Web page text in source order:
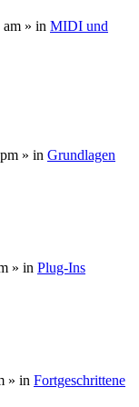
am » in MIDI und
» in Grundlagen
» in Plug-Ins
» in Fortgeschrittene